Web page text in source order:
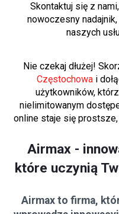
Skontaktuj się z
nowoczesny
naszych
Nie czekaj dłużej!
Częstochowai
użytkowników,
nielimitowanym
online staje się
Airmax -
które uczynią
Airmax to firma,